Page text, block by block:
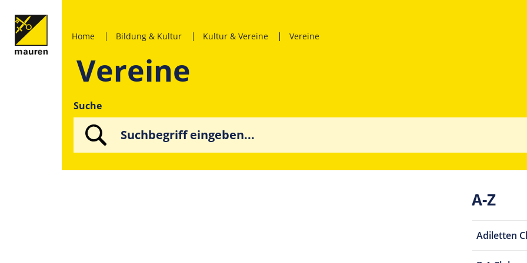
Home Bildung & Kultur Kultur & Vereine Vereine
Vereine
Suche
A-Z
Adiletten